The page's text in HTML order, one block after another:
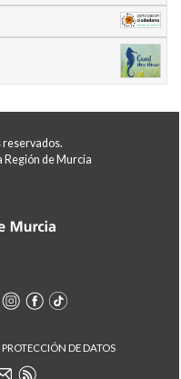
reservados.
Región de Murcia
PROTECCIÓN DE DATOS